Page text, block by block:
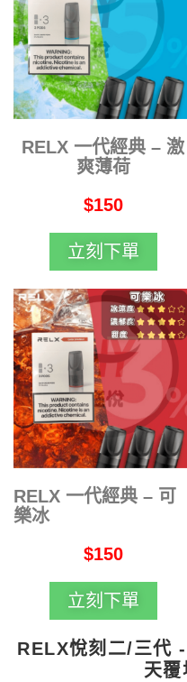
RELX 一代經典 – 激
爽薄荷
$150
立刻下單
RELX 一代經典 – 可
樂冰
$150
立刻下單
RELX悅刻二/三代
天覆